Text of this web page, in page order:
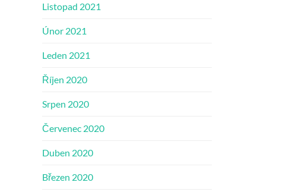
Listopad 2021
Únor 2021
Leden 2021
Říjen 2020
Srpen 2020
Červenec 2020
Duben 2020
Březen 2020